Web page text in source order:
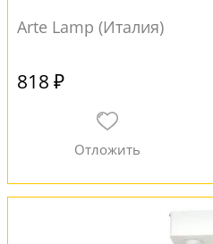
Arte Lamp (Италия)
818 ₽